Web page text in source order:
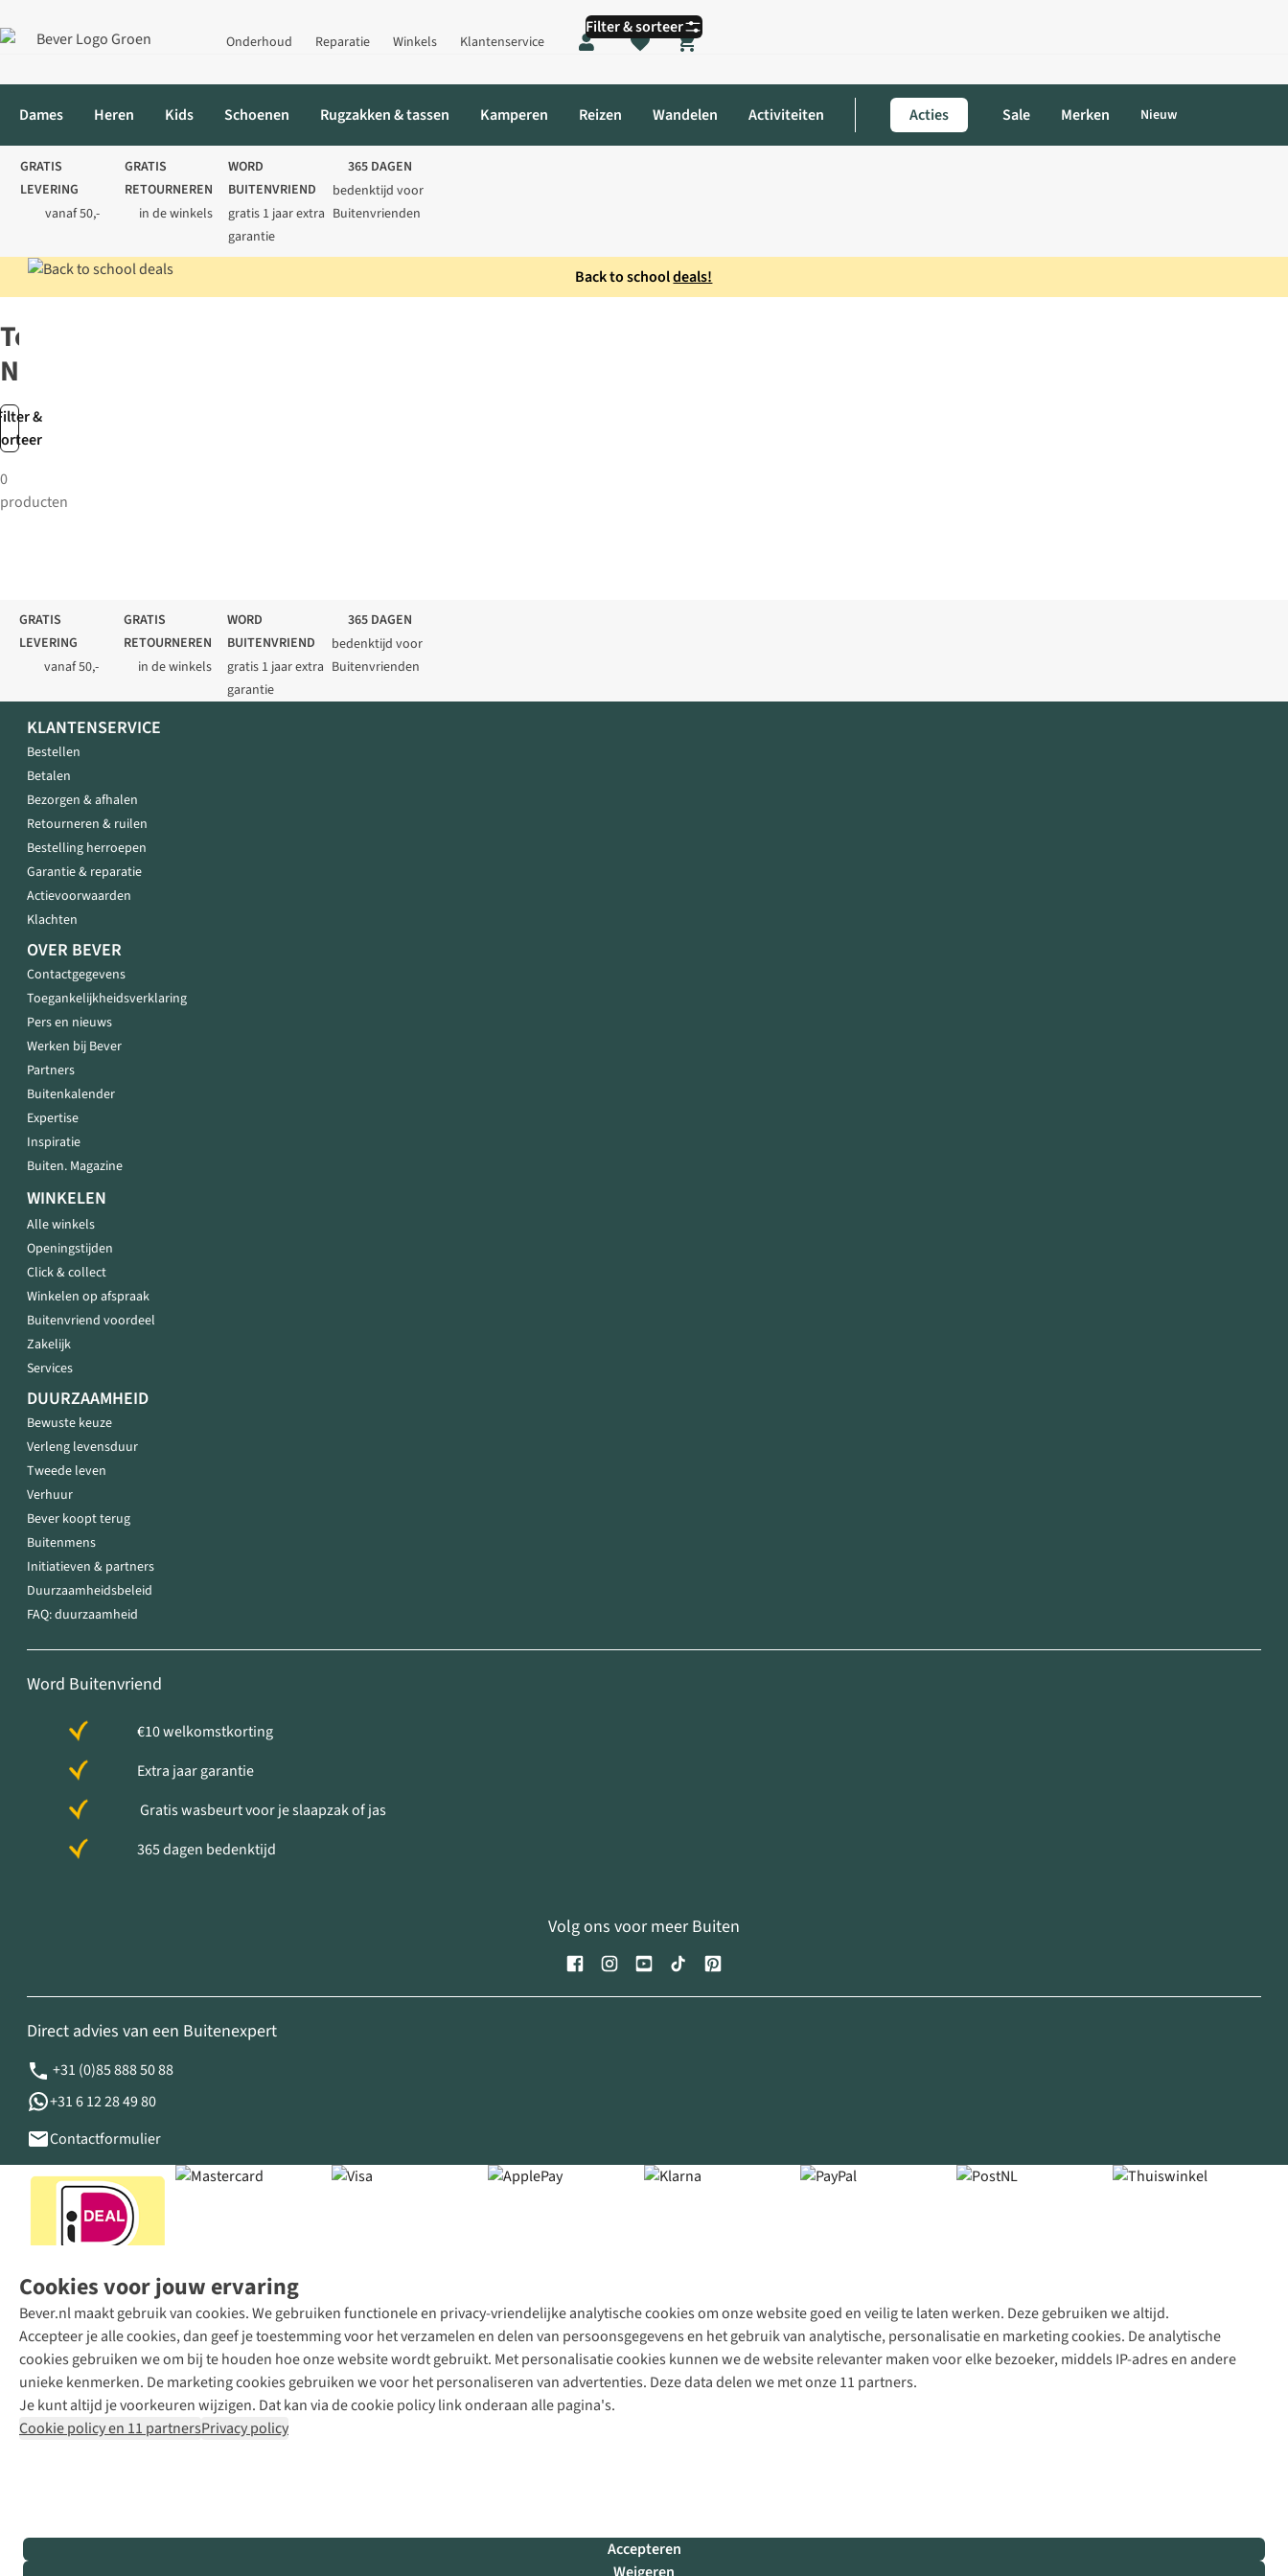
Onderhoud Reparatie Winkels Klantenservice
Shopping cart
Dames Heren Kids Schoenen Rugzakken & tassen Kamperen Reizen Wandelen Activiteiten Acties Sale Merken Nieuw
GRATIS
LEVERING
vanaf 50,-
GRATIS
RETOURNEREN
in de winkels
WORD
BUITENVRIEND
gratis 1 jaar extra
garantie
365 DAGEN
bedenktijd voor
Buitenvrienden
Back to schooldeals!
&
Filter & sorteer
Terra
Nation
0
producten
Cookies voor jouw ervaring
Bever.nl maakt gebruik van cookies. We gebruiken functionele en privacy-vriendelijke analytische cookies om onze website goed en veilig te laten werken. Deze gebruiken we altijd.
Accepteer je alle cookies, dan geef je toestemming voor het verzamelen en delen van persoonsgegevens en het gebruik van analytische, personalisatie en marketing cookies. De analytische
cookies gebruiken we om bij te houden hoe onze website wordt gebruikt. Met personalisatie cookies kunnen we de website relevanter maken voor elke bezoeker, middels IP-adres en andere
unieke kenmerken. De marketing cookies gebruiken we voor het personaliseren van advertenties. Deze data delen we met onze 11 partners.
Je kunt altijd je voorkeuren wijzigen. Dat kan via de cookie policy link onderaan alle pagina's.
Cookie policy en 11 partnersPrivacy policy
Accepteren
GRATIS
LEVERING
vanaf 50,-
GRATIS
RETOURNEREN
in de winkels
WORD
BUITENVRIEND
gratis 1 jaar extra
garantie
365 DAGEN
bedenktijd voor
Buitenvrienden
KLANTENSERVICE
Bestellen
Betalen
Bezorgen & afhalen
Retourneren & ruilen
Bestelling herroepen
Garantie & reparatie
Actievoorwaarden
Klachten
OVER BEVER
Contactgegevens
Toegankelijkheidsverklaring
Pers en nieuws
Werken bij Bever
Partners
Buitenkalender
Expertise
Inspiratie
Buiten. Magazine
WINKELEN
Alle winkels
Openingstijden
Click & collect
Winkelen op afspraak
Buitenvriend voordeel
Zakelijk
Services
DUURZAAMHEID
Bewuste keuze
Verleng levensduur
Tweede leven
Verhuur
Bever koopt terug
Buitenmens
Initiatieven & partners
Duurzaamheidsbeleid
FAQ: duurzaamheid
Word Buitenvriend
€10 welkomstkorting
Extra jaar garantie
Gratis wasbeurt voor je slaapzak of jas
365 dagen bedenktijd
Volg ons voor meer Buiten
Direct advies van een Buitenexpert
+31 (0)85 888 50 88
+31 6 12 28 49 80
Contactformulier
Bever